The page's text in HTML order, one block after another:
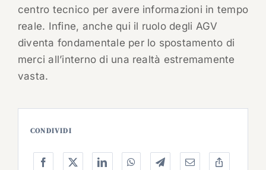
centro tecnico per avere informazioni in tempo
reale. Infine, anche qui il ruolo degli AGV
diventa fondamentale per lo spostamento di
merci all’interno di una realtà estremamente
vasta.
CONDIVIDI